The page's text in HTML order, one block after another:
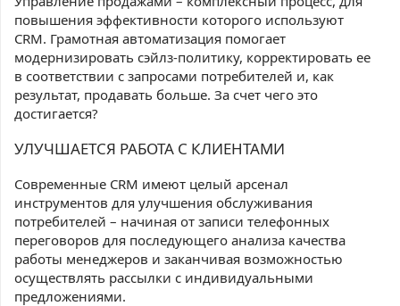
повышения эффективности которого используют
CRM. Грамотная автоматизация помогает
модернизировать сэйлз-политику, корректировать ее
в соответствии с запросами потребителей и, как
результат, продавать больше. За счет чего это
достигается?
УЛУЧШАЕТСЯ РАБОТА С КЛИЕНТАМИ
Современные CRM имеют целый арсенал
инструментов для улучшения обслуживания
потребителей – начиная от записи телефонных
переговоров для последующего анализа качества
работы менеджеров и заканчивая возможностью
осуществлять рассылки с индивидуальными
предложениями.